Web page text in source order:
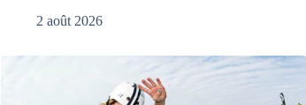
2 août 2026